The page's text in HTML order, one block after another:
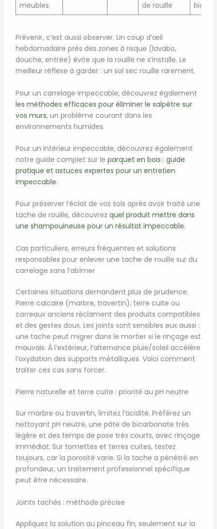
meubles
de rouille
Prévenir, c’est aussi observer. Un coup d’œil
hebdomadaire près des zones à risque (lavabo,
douche, entrée) évite que la rouille ne s’installe. Le
meilleur réflexe à garder : un sol sec rouille rarement.
Pour un carrelage impeccable, découvrez également
les méthodes efficaces pour éliminer le salpêtre sur
vos murs, un problème courant dans les
environnements humides.
Pour un intérieur impeccable, découvrez également
notre guide complet sur le parquet en bois : guide
pratique et astuces expertes pour un entretien
impeccable.
Pour préserver l’éclat de vos sols après avoir traité une
tache de rouille, découvrez quel produit mettre dans
une shampouineuse pour un résultat impeccable.
Cas particuliers, erreurs fréquentes et solutions
responsables pour enlever une tache de rouille sur du
carrelage sans l’abîmer
Certaines situations demandent plus de prudence.
Pierre calcaire (marbre, travertin), terre cuite ou
carreaux anciens réclament des produits compatibles
et des gestes doux. Les joints sont sensibles eux aussi :
une tache peut migrer dans le mortier si le rinçage est
mauvais. À l’extérieur, l’alternance pluie/soleil accélère
l’oxydation des supports métalliques. Voici comment
traiter ces cas sans forcer.
Pierre naturelle et terre cuite : priorité au pH neutre
Sur marbre ou travertin, limitez l’acidité. Préférez un
nettoyant pH neutre, une pâte de bicarbonate très
légère et des temps de pose très courts, avec rinçage
immédiat. Sur tomettes et terres cuites, testez
toujours, car la porosité varie. Si la tache a pénétré en
profondeur, un traitement professionnel spécifique
peut être nécessaire.
Joints tachés : méthode précise
Appliquez la solution au pinceau fin, seulement sur la